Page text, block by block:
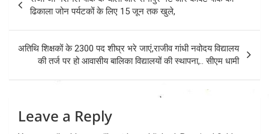
navigation
ढिकाला जोन पर्यटकों के लिए 15 जून तक खुले,
अतिथि शिक्षकों के 2300 पद शीघ्र भरे जाएं,राजीव गांधी नवोदय विद्यालय
की तर्ज पर हो आवासीय बालिका विद्यालयों की स्थापना,.. सीएम धामी
Leave a Reply